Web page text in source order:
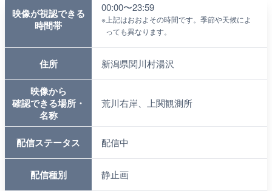
映像が視認できる
時間帯
00:00〜23:59
※ 上記はおおよその時間です。季節や天候によ
っても異なります。
住所 新潟県関川村湯沢
映像から
確認できる場所・
名称
荒川右岸、上関観測所
配信ステータス 配信中
配信種別 静止画